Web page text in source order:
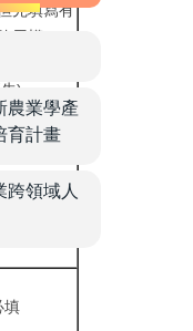
先填寫有
用權
師教學為
)
填
填
農業學產
育計畫
跨領域人